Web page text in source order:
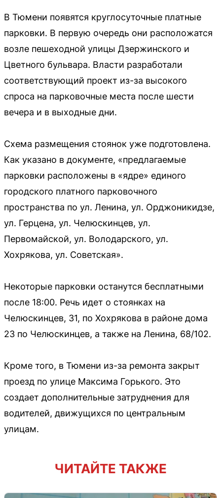
В Тюмени появятся круглосуточные платные
парковки. В первую очередь они расположатся
возле пешеходной улицы Дзержинского и
Цветного бульвара. Власти разработали
соответствующий проект из-за высокого
спроса на парковочные места после шести
вечера и в выходные дни.
Схема размещения стоянок уже подготовлена.
Как указано в документе, «предлагаемые
парковки расположены в «ядре» единого
городского платного парковочного
пространства по ул. Ленина, ул. Орджоникидзе,
ул. Герцена, ул. Челюскинцев, ул.
Первомайской, ул. Володарского, ул.
Хохрякова, ул. Советская».
Некоторые парковки останутся бесплатными
после 18:00. Речь идет о стоянках на
Челюскинцев, 31, по Хохрякова в районе дома
23 по Челюскинцев, а также на Ленина, 68/102.
Кроме того, в Тюмени из-за ремонта закрыт
проезд по улице Максима Горького. Это
создает дополнительные затруднения для
водителей, движущихся по центральным
улицам.
ЧИТАЙТЕ ТАКЖЕ